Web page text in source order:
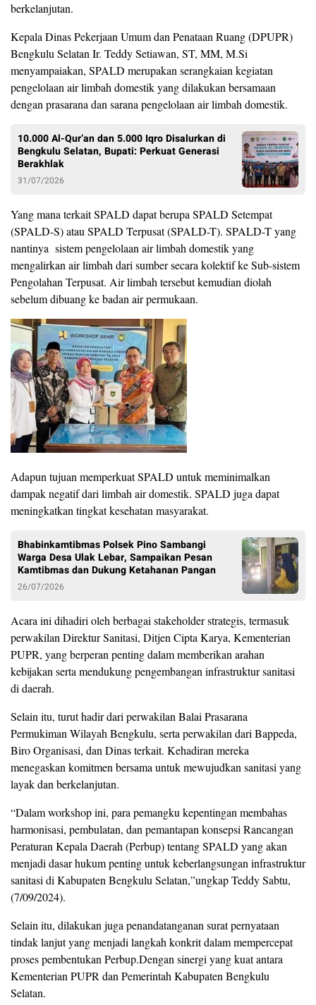
berkelanjutan.
Kepala Dinas Pekerjaan Umum dan Penataan Ruang (DPUPR)
Bengkulu Selatan Ir. Teddy Setiawan, ST, MM, M.Si
menyampaiakan, SPALD merupakan serangkaian kegiatan
pengelolaan air limbah domestik yang dilakukan bersamaan
dengan prasarana dan sarana pengelolaan air limbah domestik.
10.000 Al-Qur’an dan 5.000 Iqro Disalurkan di
Bengkulu Selatan, Bupati: Perkuat Generasi
Berakhlak
31/07/2026
Yang mana terkait SPALD dapat berupa SPALD Setempat
(SPALD-S) atau SPALD Terpusat (SPALD-T). SPALD-T yang
nantinya sistem pengelolaan air limbah domestik yang
mengalirkan air limbah dari sumber secara kolektif ke Sub-sistem
Pengolahan Terpusat. Air limbah tersebut kemudian diolah
sebelum dibuang ke badan air permukaan.
Adapun tujuan memperkuat SPALD untuk meminimalkan
dampak negatif dari limbah air domestik. SPALD juga dapat
meningkatkan tingkat kesehatan masyarakat.
Bhabinkamtibmas Polsek Pino Sambangi
Warga Desa Ulak Lebar, Sampaikan Pesan
Kamtibmas dan Dukung Ketahanan Pangan
26/07/2026
Acara ini dihadiri oleh berbagai stakeholder strategis, termasuk
perwakilan Direktur Sanitasi, Ditjen Cipta Karya, Kementerian
PUPR, yang berperan penting dalam memberikan arahan
kebijakan serta mendukung pengembangan infrastruktur sanitasi
di daerah.
Selain itu, turut hadir dari perwakilan Balai Prasarana
Permukiman Wilayah Bengkulu, serta perwakilan dari Bappeda,
Biro Organisasi, dan Dinas terkait. Kehadiran mereka
menegaskan komitmen bersama untuk mewujudkan sanitasi yang
layak dan berkelanjutan.
“Dalam workshop ini, para pemangku kepentingan membahas
harmonisasi, pembulatan, dan pemantapan konsepsi Rancangan
Peraturan Kepala Daerah (Perbup) tentang SPALD yang akan
menjadi dasar hukum penting untuk keberlangsungan infrastruktur
sanitasi di Kabupaten Bengkulu Selatan,”ungkap Teddy Sabtu,
(7/09/2024).
Selain itu, dilakukan juga penandatanganan surat pernyataan
tindak lanjut yang menjadi langkah konkrit dalam mempercepat
proses pembentukan Perbup.Dengan sinergi yang kuat antara
Kementerian PUPR dan Pemerintah Kabupaten Bengkulu
Selatan.